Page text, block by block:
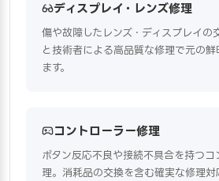
ディスプレイ・レンズ修理
傷や故障したレンズ・ディスプレイの
と技術者による高品質な修理で元の
ます。
コントローラー修理
ボタン反応不良や接続不具合を持つ
理。消耗品の交換を含む確実な修理対